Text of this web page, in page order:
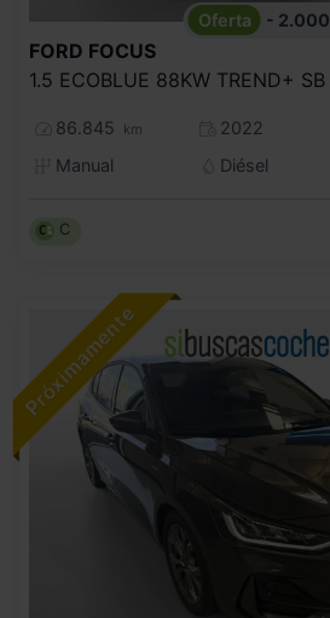
- 2.000
FORD FOCUS
1.5 ECOBLUE 88KW TREND+ SB
86.845 km
2022
Manual
Diésel
C